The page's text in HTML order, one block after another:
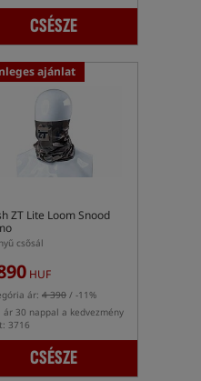
CSÉSZE
ajánlat
ZT Lite Loom Snood
csősál
HUF
ár: 4 390 / -11%
ár 30 nappal a kedvezmény
3716
CSÉSZE